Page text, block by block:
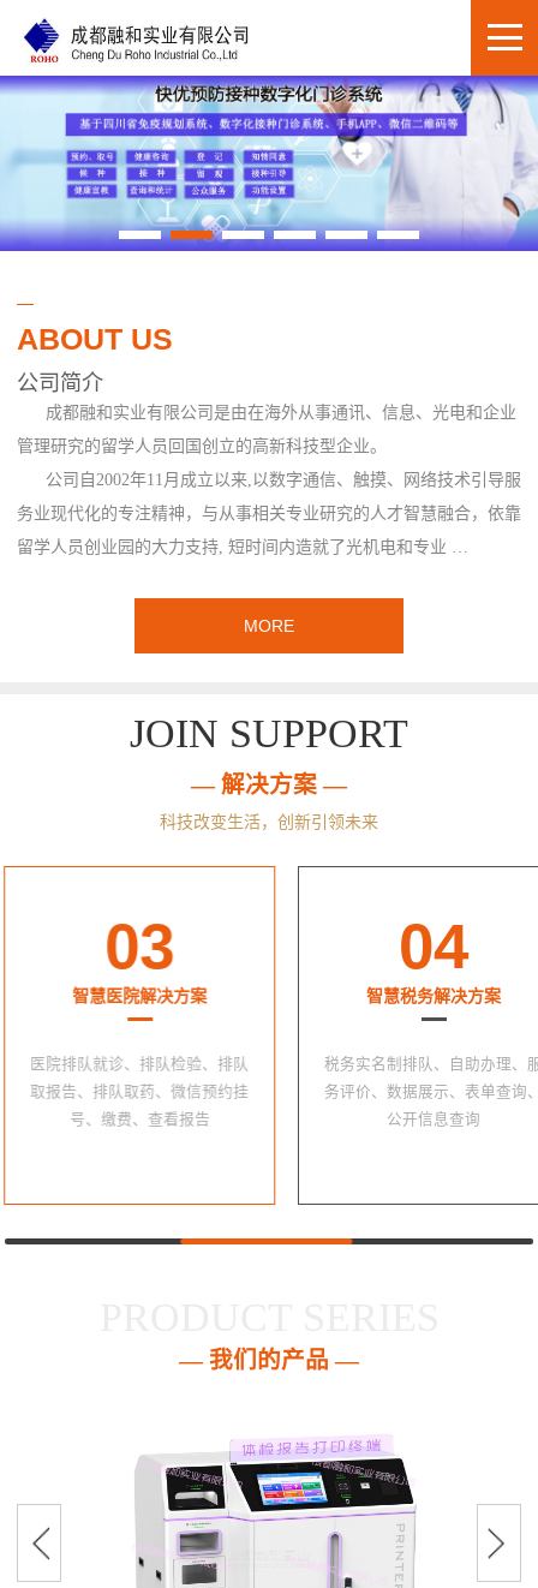
ABOUT US
公司简介
成都融和实业有限公司是由在海外从事通讯、信息、光电和企业
管理研究的留学人员回国创立的高新科技型企业。
公司自2002年11月成立以来,以数字通信、触摸、网络技术引导服
务业现代化的专注精神，与从事相关专业研究的人才智慧融合，依靠
留学人员创业园的大力支持, 短时间内造就了光机电和专业 …
MORE
JOIN SUPPORT
— 解决方案 —
科技改变生活，创新引领未来
03
智慧医院解决方案
医院排队就诊、排队检验、排队
取报告、排队取药、微信预约挂
号、缴费、查看报告
04
智慧税务解决方案
税务实名制排队、自助办理、
务评价、数据展示、表单查询
公开信息查询
— 我们的产品 —